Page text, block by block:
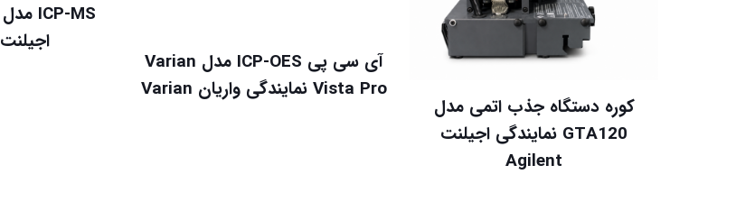
کوره دستگاه جذب اتمی مدل
GTA120 نمایندگی اجیلنت
Agilent
آی سی پی ICP-OES مدل Varian
Vista Pro نمایندگی واریان Varian
اجیلنت Agilent